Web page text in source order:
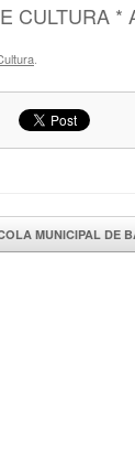
CULTURA *
MUNICIPAL DE